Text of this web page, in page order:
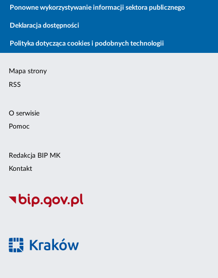
Ponowne wykorzystywanie informacji sektora publicznego
Deklaracja dostępności
Polityka dotycząca cookies i podobnych technologii
Mapa strony
RSS
O serwisie
Pomoc
Redakcja BIP MK
Kontakt